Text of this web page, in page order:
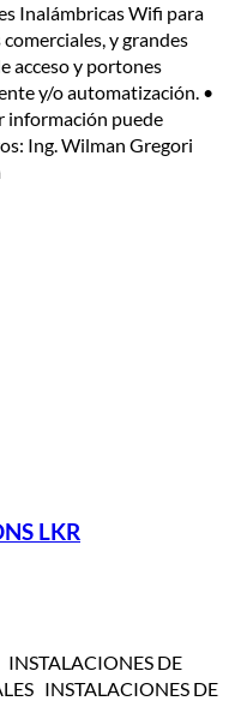
Inalámbricas Wifi para
y grandes
acceso y portones
y/o automatización. •
información puede
Ing. Wilman Gregori
LKR
INSTALACIONES DE
INSTALACIONES DE